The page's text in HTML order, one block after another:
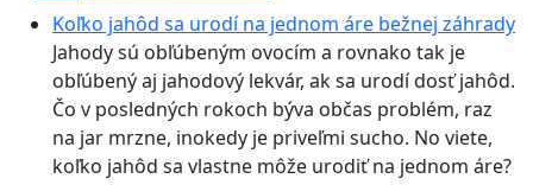
Koľko jahôd sa urodí na jednom áre bežnej záhrady
Jahody sú obľúbeným ovocím a rovnako tak je
obľúbený aj jahodový lekvár, ak sa urodí dosť jahôd.
Čo v posledných rokoch býva občas problém, raz
na jar mrzne, inokedy je priveľmi sucho. No viete,
koľko jahôd sa vlastne môže urodiť na jednom áre?